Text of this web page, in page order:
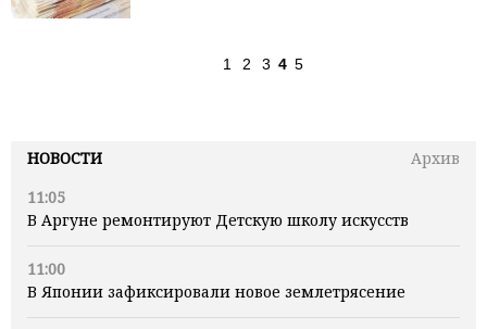
НОВОСТИ
Архив
11:05
В Аргуне ремонтируют Детскую школу искусств
11:00
В Японии зафиксировали новое землетрясение
1 2 3 4 5